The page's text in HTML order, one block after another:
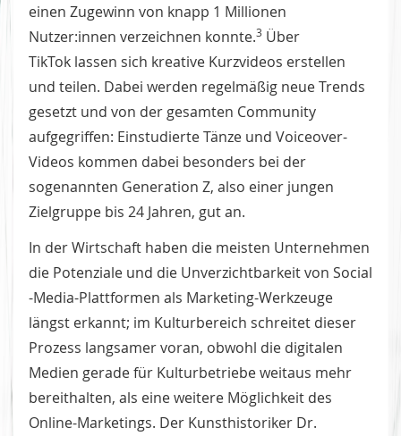
einen Zugewinn von knapp 1 Millionen
Nutzer:innen verzeichnen konnte.3 Über
TikTok lassen sich kreative Kurzvideos erstellen
und teilen. Dabei werden regelmäßig neue Trends
gesetzt und von der gesamten Community
aufgegriffen: Einstudierte Tänze und Voiceover-
Videos kommen dabei besonders bei der
sogenannten Generation Z, also einer jungen
Zielgruppe bis 24 Jahren, gut an.
In der Wirtschaft haben die meisten Unternehmen
die Potenziale und die Unverzichtbarkeit von Social
-Media-Plattformen als Marketing-Werkzeuge
längst erkannt; im Kulturbereich schreitet dieser
Prozess langsamer voran, obwohl die digitalen
Medien gerade für Kulturbetriebe weitaus mehr
bereithalten, als eine weitere Möglichkeit des
Online-Marketings. Der Kunsthistoriker Dr.